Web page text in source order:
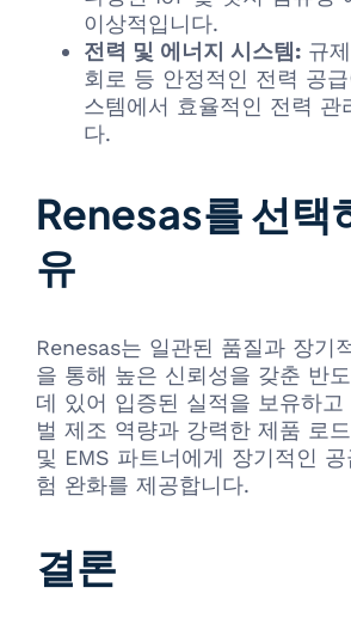
이상적입니다.
전력 및 에너지 시스템: 규
회로 등 안정적인 전력 공
스템에서 효율적인 전력 관
다.
Renesas를 선택
유
Renesas는 일관된 품질과 장기
을 통해 높은 신뢰성을 갖춘 반
데 있어 입증된 실적을 보유하고
벌 제조 역량과 강력한 제품 로
및 EMS 파트너에게 장기적인
험 완화를 제공합니다.
결론